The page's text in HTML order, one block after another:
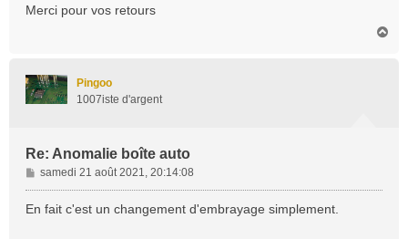
Merci pour vos retours
Pingoo
1007iste d'argent
Re: Anomalie boîte auto
M
e
s
samedi 21 août 2021, 20:14:08
En fait c'est un changement d'embrayage simplement.